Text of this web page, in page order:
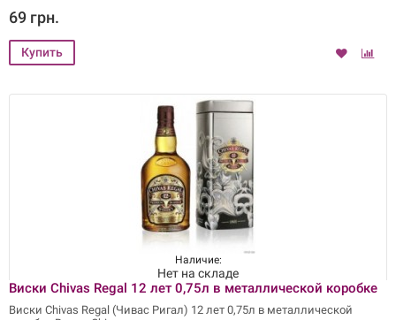
69 грн.
Наличие:
Нет на складе
Виски Chivas Regal 12 лет 0,75л в металлической коробке
Виски Chivas Regal (Чивас Ригал) 12 лет 0,75л в металлической